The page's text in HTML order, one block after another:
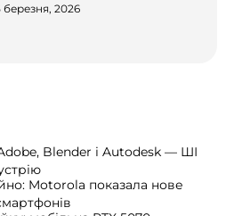
березня, 2026
Blender і Autodesk — ШІ
Motorola показала нове